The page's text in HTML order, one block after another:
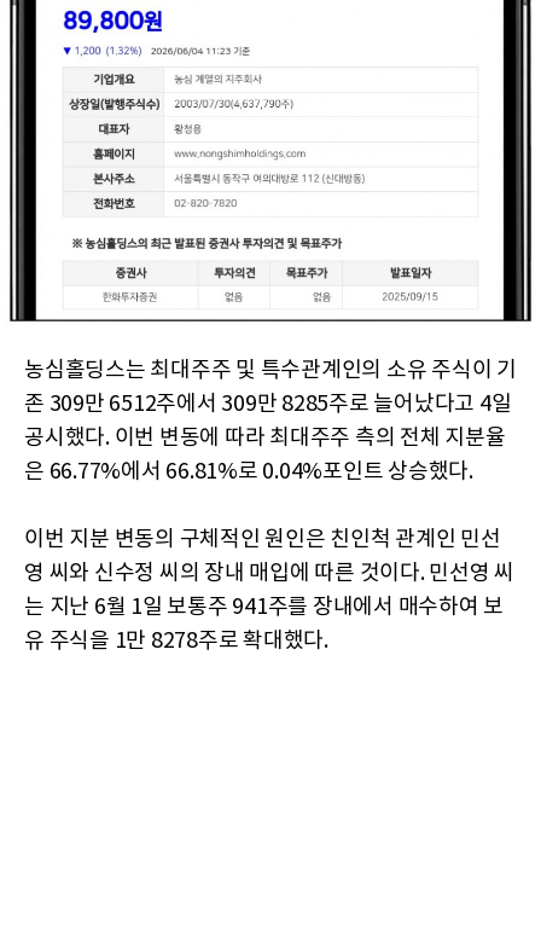
농심홀딩스는 최대주주 및 특수관계인의 소유 주식이 기
존 309만 6512주에서 309만 8285주로 늘어났다고 4일
공시했다. 이번 변동에 따라 최대주주 측의 전체 지분율
은 66.77%에서 66.81%로 0.04%포인트 상승했다.
이번 지분 변동의 구체적인 원인은 친인척 관계인 민선
영 씨와 신수정 씨의 장내 매입에 따른 것이다. 민선영 씨
는 지난 6월 1일 보통주 941주를 장내에서 매수하여 보
유 주식을 1만 8278주로 확대했다.